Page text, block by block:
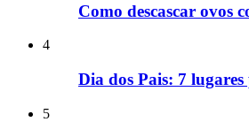
Como descascar ovos
4
Dia dos Pais: 7
5